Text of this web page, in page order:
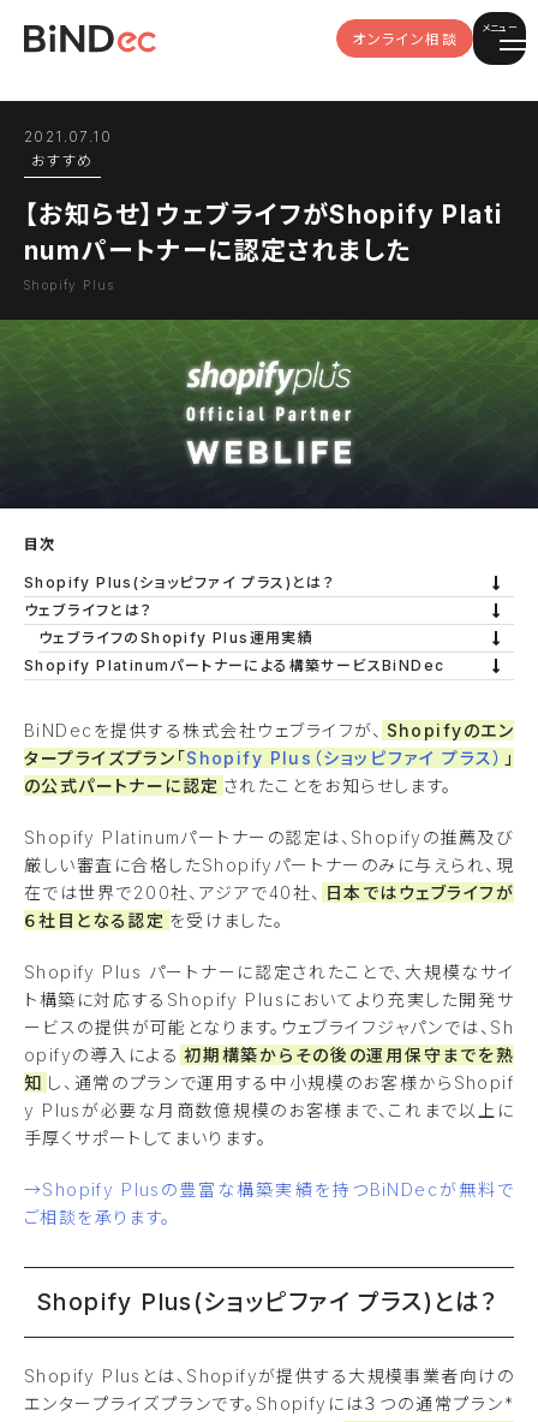
オンライン相談
メニュー
おすすめ
2021.07.10
【お知らせ】ウェブライフがShopify Plati
numパートナーに認定されました
Shopify Plus
目次
Shopify Plus(ショッピファイ プラス)とは？
ウェブライフとは？
ウェブライフのShopify Plus運用実績
Shopify Platinumパートナーによる構築サービスBiNDec
BiNDecを提供する株式会社ウェブライフが、 Shopifyのエン
タープライズプラン「Shopify Plus（ショッピファイ プラス） 」
の公式パートナーに認定 されたことをお知らせします。
Shopify Platinumパートナーの認定は、Shopifyの推薦及び
厳しい審査に合格したShopifyパートナーのみに与えられ、現
在では世界で200社、アジアで40社、 日本ではウェブライフが
６社目となる認定 を受けました。
Shopify Plus パートナーに認定されたことで、大規模なサイ
ト構築に対応するShopify Plusにおいてより充実した開発サ
ービスの提供が可能となります。ウェブライフジャパンでは、Sh
opifyの導入による 初期構築からその後の運用保守までを熟
知 し、通常のプランで運用する中小規模のお客様からShopif
y Plusが必要な月商数億規模のお客様まで、これまで以上に
手厚くサポートしてまいります。
→Shopify Plusの豊富な構築実績を持つBiNDecが無料で
ご相談を承ります。
Shopify Plus(ショッピファイ プラス)とは？
Shopify Plusとは、Shopifyが提供する大規模事業者向けの
エンタープライズプランです。Shopifyには３つの通常プラン*